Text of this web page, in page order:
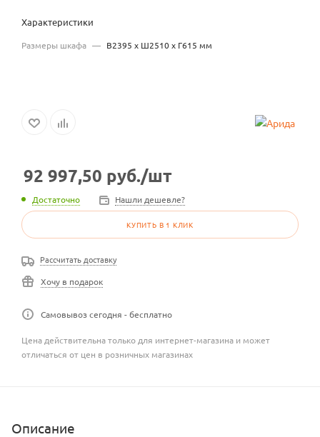
Характеристики
Размеры шкафа — В2395 x Ш2510 x Г615 мм
92 997,50 руб./шт
Достаточно Нашли дешевле?
КУПИТЬ В 1 КЛИК
Рассчитать доставку
Хочу в подарок
Самовывоз сегодня - бесплатно
Цена действительна только для интернет-магазина и может
отличаться от цен в розничных магазинах
Описание